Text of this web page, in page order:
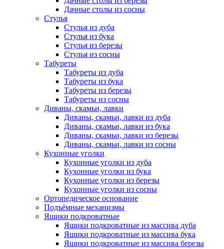
Дачные столы из сосны
Стулья
Стулья из дуба
Стулья из бука
Стулья из березы
Стулья из сосны
Табуреты
Табуреты из дуба
Табуреты из бука
Табуреты из березы
Табуреты из сосны
Диваны, скамьи, лавки
Диваны, скамьи, лавки из дуба
Диваны, скамьи, лавки из бука
Диваны, скамьи, лавки из березы
Диваны, скамьи, лавки из сосны
Кухонные уголки
Кухонные уголки из дуба
Кухонные уголки из бука
Кухонные уголки из березы
Кухонные уголки из сосны
Ортопедическое основание
Подъёмные механизмы
Ящики подкроватные
Ящики подкроватные из массива дуба
Ящики подкроватные из массива бука
Ящики подкроватные из массива березы